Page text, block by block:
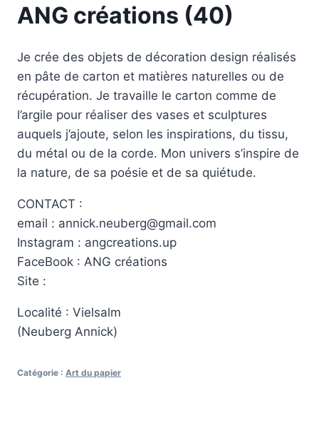
ANG créations (40)
Je crée des objets de décoration design réalisés
en pâte de carton et matières naturelles ou de
récupération. Je travaille le carton comme de
l’argile pour réaliser des vases et sculptures
auquels j’ajoute, selon les inspirations, du tissu,
du métal ou de la corde. Mon univers s’inspire de
la nature, de sa poésie et de sa quiétude.
CONTACT :
email : annick.neuberg@gmail.com
Instagram : angcreations.up
FaceBook : ANG créations
Site :
Localité : Vielsalm
(Neuberg Annick)
Catégorie : Art du papier